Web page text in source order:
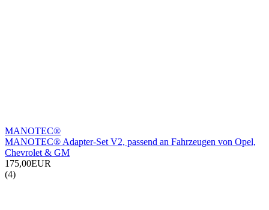
MANOTEC®
MANOTEC® Adapter-Set V2, passend an Fahrzeugen von Opel,
Chevrolet & GM
175,00EUR
(4)